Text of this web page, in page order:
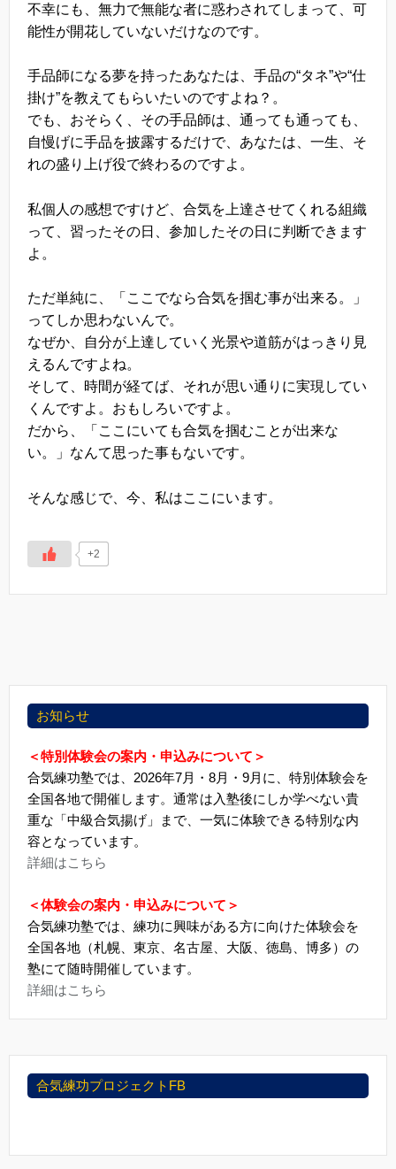
不幸にも、無力で無能な者に惑わされてしまって、可
能性が開花していないだけなのです。
手品師になる夢を持ったあなたは、手品の“タネ”や“仕
掛け”を教えてもらいたいのですよね？。
でも、おそらく、その手品師は、通っても通っても、
自慢げに手品を披露するだけで、あなたは、一生、そ
れの盛り上げ役で終わるのですよ。
私個人の感想ですけど、合気を上達させてくれる組織
って、習ったその日、参加したその日に判断できます
よ。
ただ単純に、「ここでなら合気を掴む事が出来る。」
ってしか思わないんで。
なぜか、自分が上達していく光景や道筋がはっきり見
えるんですよね。
そして、時間が経てば、それが思い通りに実現してい
くんですよ。おもしろいですよ。
だから、「ここにいても合気を掴むことが出来な
い。」なんて思った事もないです。
そんな感じで、今、私はここにいます。
+2
お知らせ
＜特別体験会の案内・申込みについて＞
合気練功塾では、2026年7月・8月・9月に、特別体験会を
全国各地で開催します。通常は入塾後にしか学べない貴
重な「中級合気揚げ」まで、一気に体験できる特別な内
容となっています。
詳細はこちら
＜体験会の案内・申込みについて＞
合気練功塾では、練功に興味がある方に向けた体験会を
全国各地（札幌、東京、名古屋、大阪、徳島、博多）の
塾にて随時開催しています。
詳細はこちら
合気練功プロジェクトFB